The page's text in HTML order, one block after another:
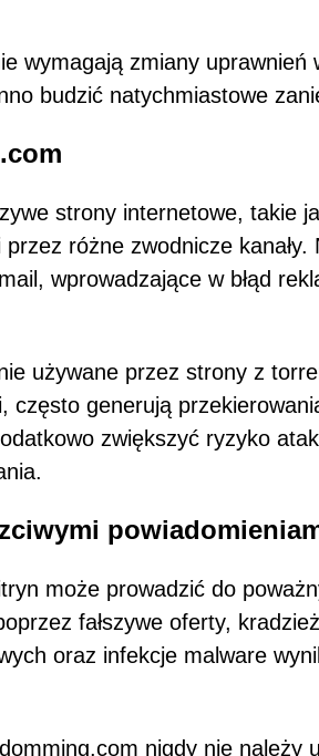
wymagają zmiany uprawnień
budzić natychmiastowe
strony internetowe, takie
różne zwodnicze kanały.
wprowadzające w błąd
używane przez strony z
często generują
zwiększyć ryzyko
może prowadzić do
fałszywe oferty,
oraz infekcje malware
nigdy nie należy